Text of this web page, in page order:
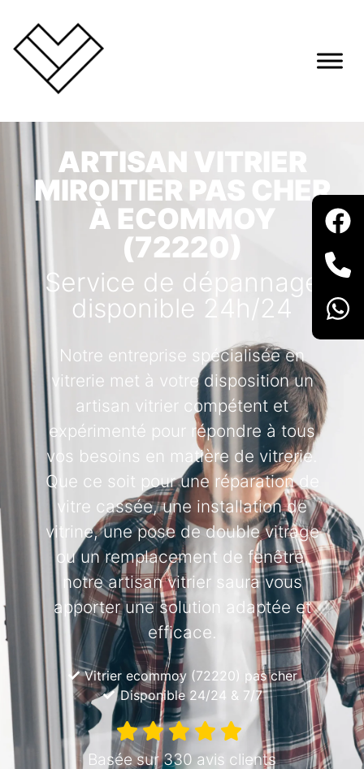
ARTISAN VITRIER
MIROITIER PAS CHER
À ECOMMOY
(72220)
Service de dépannage
disponible 24h/24
Notre entreprise spécialisée en
vitrerie met à votre disposition un
artisan vitrier compétent et
expérimenté pour répondre à tous
vos besoins en matière de vitrerie.
Que ce soit pour une réparation de
vitre cassée, une installation de
vitrine, une pose de double vitrage
ou un remplacement de fenêtre,
notre artisan vitrier saura vous
apporter une solution adaptée et
efficace.
Vitrier ecommoy (72220) pas cher
Disponible 24/24 & 7/7
Basée sur 330 avis clients